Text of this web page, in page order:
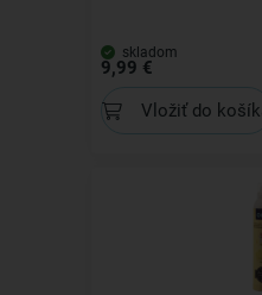
skladom
9,99 €
Vložiť do